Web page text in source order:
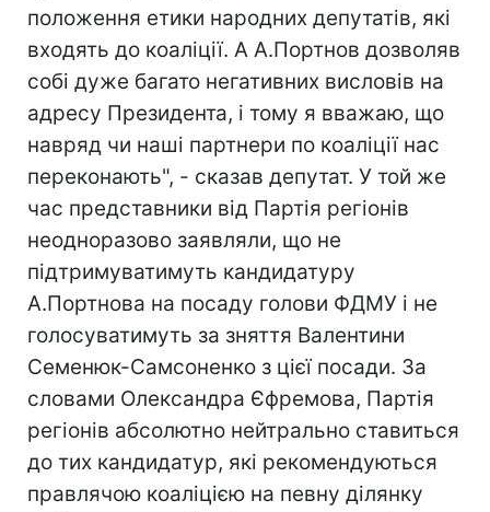
положення етики народних депутатів, які
входять до коаліції. А А.Портнов дозволяв
собі дуже багато негативних висловів на
адресу Президента, і тому я вважаю, що
навряд чи наші партнери по коаліції нас
переконають", - сказав депутат. У той же
час представники від Партія регіонів
неодноразово заявляли, що не
підтримуватимуть кандидатуру
А.Портнова на посаду голови ФДМУ і не
голосуватимуть за зняття Валентини
Семенюк-Самсоненко з цієї посади. За
словами Олександра Єфремова, Партія
регіонів абсолютно нейтрально ставиться
до тих кандидатур, які рекомендуються
правлячою коаліцією на певну ділянку